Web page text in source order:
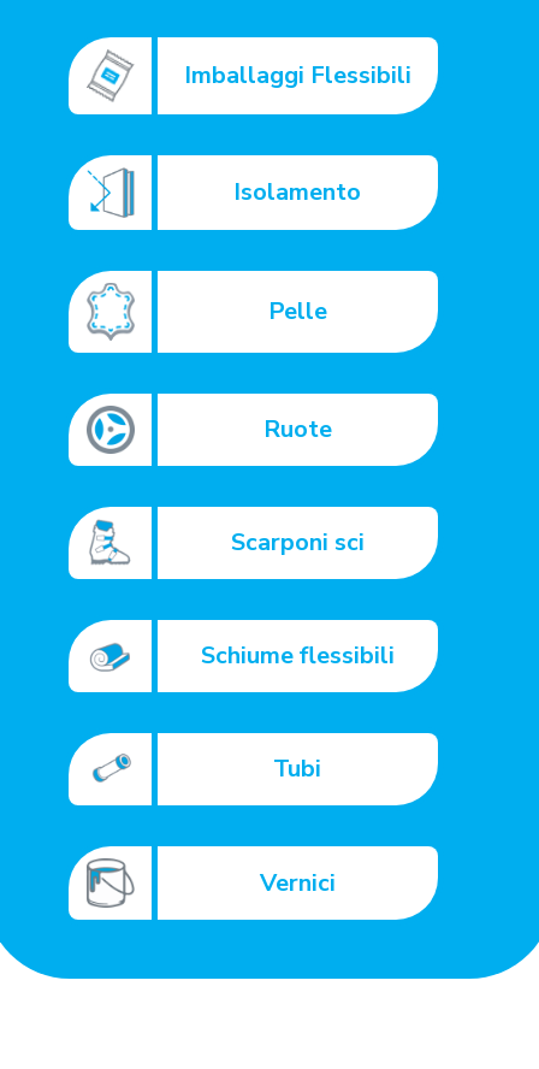
Imballaggi Flessibili
Isolamento
Pelle
Ruote
Scarponi sci
Schiume flessibili
Tubi
Vernici